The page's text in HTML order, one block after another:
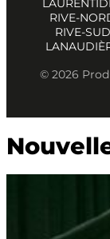
RIVE-
RIVE-SUD
© 2026